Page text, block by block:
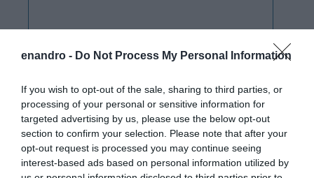
enandro - Do Not Process My Personal Information
If you wish to opt-out of the sale, sharing to third parties, or
processing of your personal or sensitive information for
targeted advertising by us, please use the below opt-out
section to confirm your selection. Please note that after your
opt-out request is processed you may continue seeing
interest-based ads based on personal information utilized by